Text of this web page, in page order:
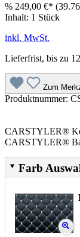
% 249,00 €*
Inhalt: 1 Stück
inkl. MwSt.
Lieferfrist, bis zu
Zum
Produktnummer:
CARSTYLER®
CARSTYLER®
Farb